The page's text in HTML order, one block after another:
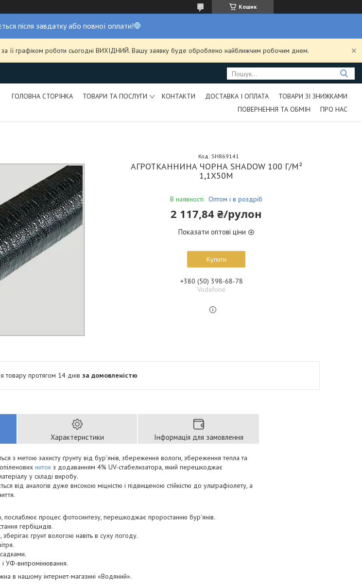
Кошик
після завдатку або повної оплати!🛑
її графіком роботи сьогодні ВИХІДНИЙ. Вашу заявку буде оброблено найближчим робочим днем.
ГОЛОВНА СТОРІНКА ТОВАРИ ТА ПОСЛУГИ КОНТАКТИ ДОСТАВКА І ОПЛАТА
ТОВАРИ ЗІ ЗНИЖКАМИ
ПОВЕРНЕННЯ ТА ОБМІН
ПРО НАС
АГРОТКАННИНА ЧОРНА SHADOW 100 Г/М²
1,1Х50М
В наявності Оптом і в роздріб
Код: SH869141
2 117,84 ₴/рулон
Показати оптові ціни
Купити
+380 (50) 398-68-78
Vodafone
товару протягом 14 днів за домовленістю
Характеристики Інформація для замовлення
з метою захисту ґрунту від бур'янів, збереження вологи, збереження тепла та
ниток з додаванням 4% UV-стабелизатора, який перешкоджає
у складі виробу.
від аналогів дуже високою міцністю і підвищеною стійкістю до ультрафіолету, а
послаблює процес фотосинтезу, перешкоджає проростанню бур'янів.
гербіцидів.
, зберігає грунт вологою навіть в суху погоду.
і УФ-випромінювання.
в нашому інтернет-магазині «Водяний».